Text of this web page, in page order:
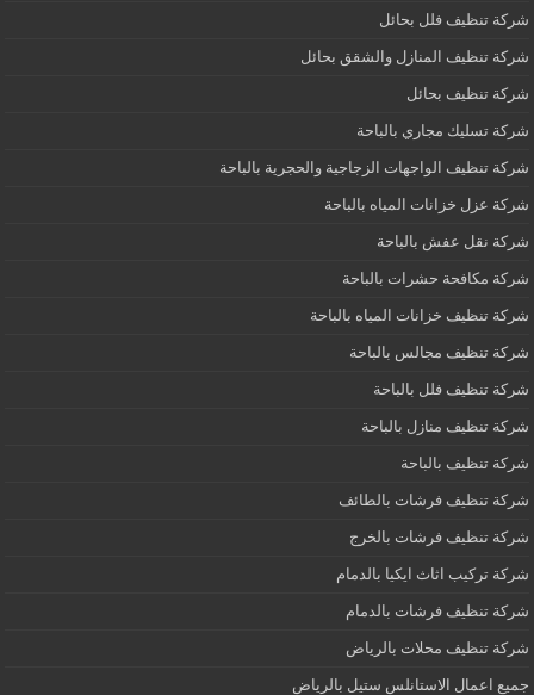
شركة تنظيف فلل بحائل
شركة تنظيف المنازل والشقق بحائل
شركة تنظيف بحائل
شركة تسليك مجاري بالباحة
شركة تنظيف الواجهات الزجاجية والحجرية بالباحة
شركة عزل خزانات المياه بالباحة
شركة نقل عفش بالباحة
شركة مكافحة حشرات بالباحة
شركة تنظيف خزانات المياه بالباحة
شركة تنظيف مجالس بالباحة
شركة تنظيف فلل بالباحة
شركة تنظيف منازل بالباحة
شركة تنظيف بالباحة
شركة تنظيف فرشات بالطائف
شركة تنظيف فرشات بالخرج
شركة تركيب اثاث ايكيا بالدمام
شركة تنظيف فرشات بالدمام
شركة تنظيف محلات بالرياض
جميع اعمال الاستانلس ستيل بالرياض